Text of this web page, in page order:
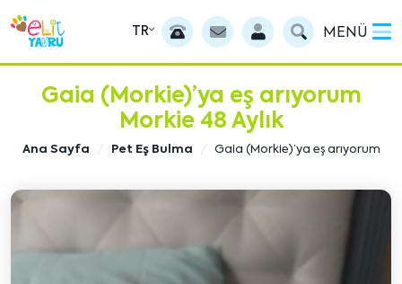
TR MENÜ
Gaia (Morkie)’ya eş arıyorum
Morkie 48 Aylık
Ana Sayfa Pet Eş Bulma Gaia (Morkie)’ya eş arıyorum